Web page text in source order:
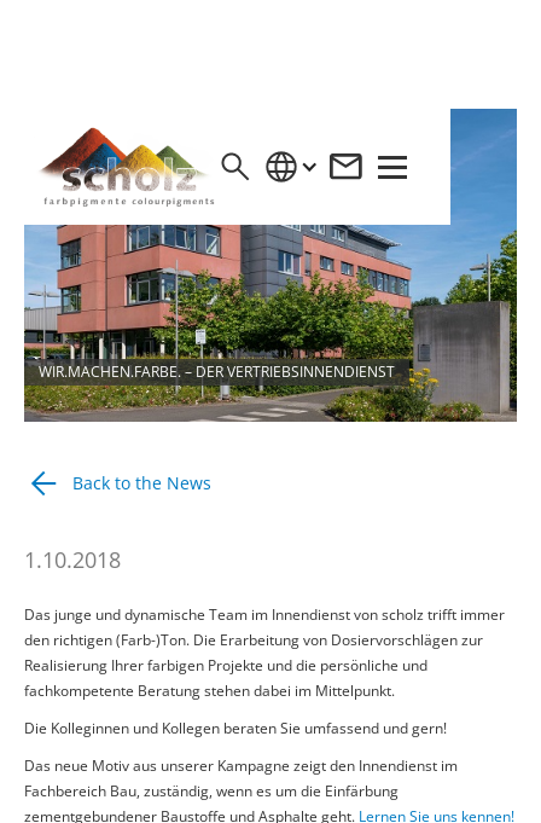
WIR.MACHEN.FARBE. – DER VERTRIEBSINNENDIENST
Back to the News
1.10.2018
Das junge und dynamische Team im Innendienst von scholz trifft immer
den richtigen (Farb-)Ton. Die Erarbeitung von Dosiervorschlägen zur
Realisierung Ihrer farbigen Projekte und die persönliche und
fachkompetente Beratung stehen dabei im Mittelpunkt.
Die Kolleginnen und Kollegen beraten Sie umfassend und gern!
Das neue Motiv aus unserer Kampagne zeigt den Innendienst im
Fachbereich Bau, zuständig, wenn es um die Einfärbung
zementgebundener Baustoffe und Asphalte geht. Lernen Sie uns kennen!